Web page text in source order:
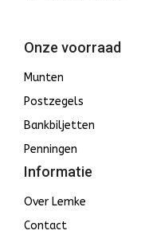
Onze voorraad
Munten
Postzegels
Bankbiljetten
Penningen
Informatie
Over Lemke
Contact